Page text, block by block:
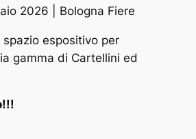
2026 | Bologna Fiere
spazio espositivo per
gamma di Cartellini ed